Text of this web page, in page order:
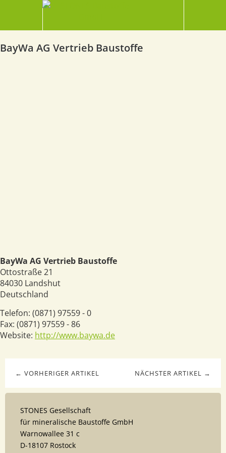
BayWa AG Vertrieb Baustoffe
BayWa AG Vertrieb Baustoffe
Ottostraße 21
84030 Landshut
Deutschland
Telefon: (0871) 97559 - 0
Fax: (0871) 97559 - 86
Website: http://www.baywa.de
NÄCHSTER ARTIKEL →
← VORHERIGER ARTIKEL
STONES Gesellschaft
für mineralische Baustoffe GmbH
Warnowallee 31 c
D-18107 Rostock